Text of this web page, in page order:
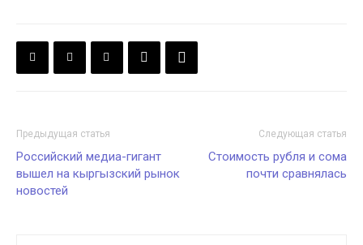
Предыдущая статья
Российский медиа-гигант
вышел на кыргызский рынок
новостей
Следующая статья
Стоимость рубля и сома
почти сравнялась